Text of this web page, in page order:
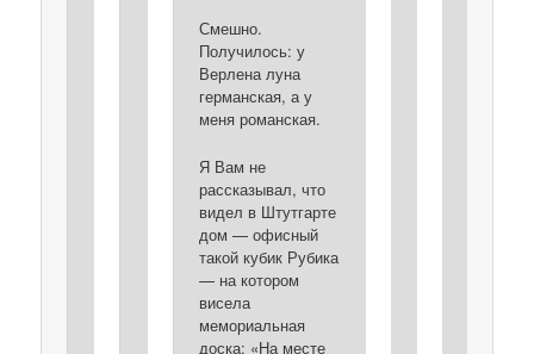
Смешно.
Получилось: у
Верлена луна
германская, а у
меня романская.
Я Вам не
рассказывал, что
видел в Штутгарте
дом — офисный
такой кубик Рубика
— на котором
висела
мемориальная
доска: «На месте